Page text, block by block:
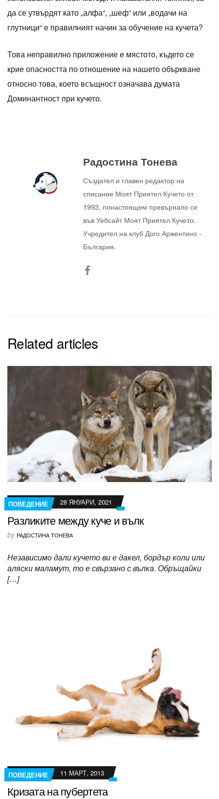
да се утвърдят като „алфа“, „шеф“ или „водачи на
глутници“ е правилният начин за обучение на кучета?
Това неправилно приложение е мястото, където се
крие опасността по отношение на нашето объркване
относно това, което всъщност означава думата
Доминантност при кучето.
Радостина Тонева
Създател и главен редактор на
списание Моят Приятел Кучето от
1993, понастоящем превърнало се
във Уебсайт Моят Приятел Кучето.
Учредител на клуб Дого Аржентино -
България.
Related articles
ПОВЕДЕНИЕ 28 ЯНУАРИ, 2021
Разликите между куче и вълк
by РАДОСТИНА ТОНЕВА
Независимо дали кучето ви е дакел, бордър коли или
аляски маламут, то е свързано с вълка. Обръщайки
[…]
ПОВЕДЕНИЕ 11 МАРТ, 2013
Кризата на пубертета